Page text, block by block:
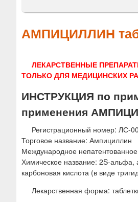
м
н
АМПИЦИЛЛИН
ЛЕКАРСТВЕННЫЕ
ТОЛЬКО ДЛЯ МЕДИЦИНСКИХ
ИНСТРУКЦИЯ по
применения
Регистрационный номер: ЛС-
Торговое название: Ампициллин
Международное
Химическое название: 2S-
карбоновая кислота (в виде
Лекарственная форма: